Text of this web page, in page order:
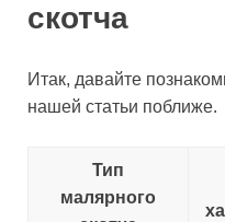
скотча
Итак, давайте
нашей статьи поближе.
Тип
малярного